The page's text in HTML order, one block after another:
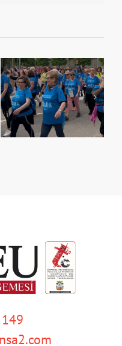
Què fem amb el
bàsquet?